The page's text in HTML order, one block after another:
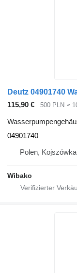
Deutz 04901740
115,90 €
500 PLN ≈
04901740
Polen, Kojszówka
Wibako